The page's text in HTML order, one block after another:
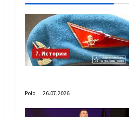
7. Истории
Polo 26.07.2026